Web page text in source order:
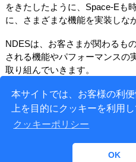
本サイトでは、お客様の利
上を目的にクッキーを利用し
クッキーポリシー
OK
をきたしたように、Space-Eも
に、さまざまな機能を実装しな
NDESは、お客さまが関わるも
される機能やパフォーマンスの
取り組んでいきます。
今後とも、皆さまのご用件や
め、ご意見をお聞かせいただ
ろしくお願いいたします。